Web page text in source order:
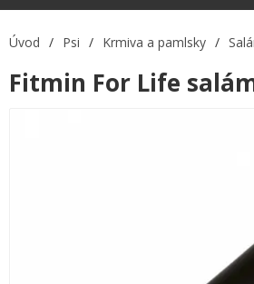
Úvod / Psi / Krmiva a pamlsky /
Fitmin For Life